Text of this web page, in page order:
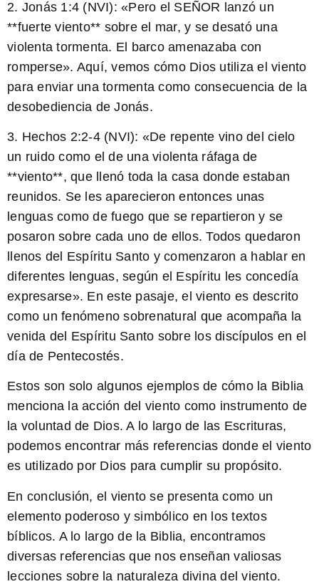
2. Jonás 1:4 (NVI): «Pero el SEÑOR lanzó un
**fuerte viento** sobre el mar, y se desató una
violenta tormenta. El barco amenazaba con
romperse». Aquí, vemos cómo Dios utiliza el viento
para enviar una tormenta como consecuencia de la
desobediencia de Jonás.
3. Hechos 2:2-4 (NVI): «De repente vino del cielo
un ruido como el de una violenta ráfaga de
**viento**, que llenó toda la casa donde estaban
reunidos. Se les aparecieron entonces unas
lenguas como de fuego que se repartieron y se
posaron sobre cada uno de ellos. Todos quedaron
llenos del Espíritu Santo y comenzaron a hablar en
diferentes lenguas, según el Espíritu les concedía
expresarse». En este pasaje, el viento es descrito
como un fenómeno sobrenatural que acompaña la
venida del Espíritu Santo sobre los discípulos en el
día de Pentecostés.
Estos son solo algunos ejemplos de cómo la Biblia
menciona la acción del viento como instrumento de
la voluntad de Dios. A lo largo de las Escrituras,
podemos encontrar más referencias donde el viento
es utilizado por Dios para cumplir su propósito.
En conclusión, el viento se presenta como un
elemento poderoso y simbólico en los textos
bíblicos. A lo largo de la Biblia, encontramos
diversas referencias que nos enseñan valiosas
lecciones sobre la naturaleza divina del viento.